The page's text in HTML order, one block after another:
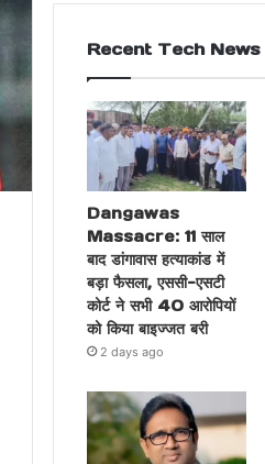
Recent Tech News
Dangawas
Massacre: 11 साल
बाद डांगावास हत्याकांड में
बड़ा फैसला, एससी-एसटी
कोर्ट ने सभी 40 आरोपियों
को किया बाइज्जत बरी
2 days ago